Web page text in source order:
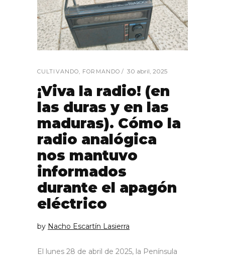
CULTIVANDO FORMANDO 30 abril, 2025
¡Viva la radio! (en
las duras y en las
maduras). Cómo la
radio analógica
nos mantuvo
informados
durante el apagón
eléctrico
by Nacho Escartín Lasierra
El lunes 28 de abril de 2025, la Península